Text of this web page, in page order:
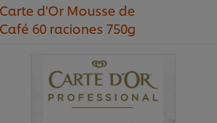
Carte d'Or Mousse de
Café 60 raciones 750g